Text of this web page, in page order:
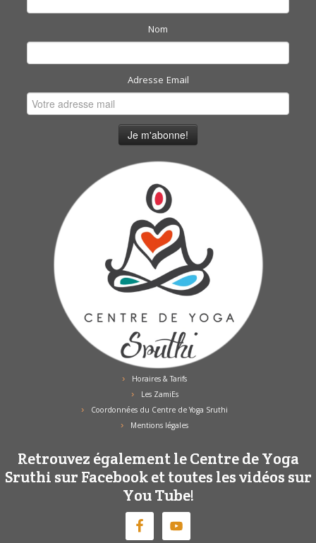
Nom
Adresse Email
Horaires & Tarifs
Les ZamiEs
Coordonnées du Centre de Yoga Sruthi
Mentions légales
Retrouvez également le Centre de Yoga
Sruthi sur Facebook et toutes les vidéos sur
You Tube!